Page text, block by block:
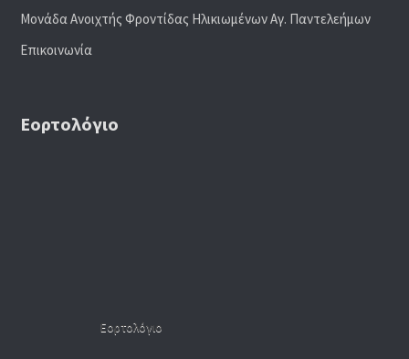
Μονάδα Ανοιχτής Φροντίδας Ηλικιωμένων Αγ. Παντελεήμων
Επικοινωνία
Εορτολόγιο
Εορτολόγιο